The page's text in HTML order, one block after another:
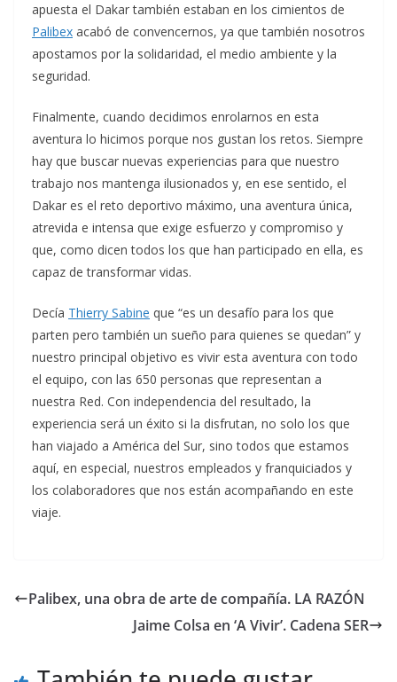
apuesta el Dakar también estaban en los cimientos de
Palibex acabó de convencernos, ya que también nosotros
apostamos por la solidaridad, el medio ambiente y la
seguridad.
Finalmente, cuando decidimos enrolarnos en esta
aventura lo hicimos porque nos gustan los retos. Siempre
hay que buscar nuevas experiencias para que nuestro
trabajo nos mantenga ilusionados y, en ese sentido, el
Dakar es el reto deportivo máximo, una aventura única,
atrevida e intensa que exige esfuerzo y compromiso y
que, como dicen todos los que han participado en ella, es
capaz de transformar vidas.
Decía Thierry Sabine que “es un desafío para los que
parten pero también un sueño para quienes se quedan” y
nuestro principal objetivo es vivir esta aventura con todo
el equipo, con las 650 personas que representan a
nuestra Red. Con independencia del resultado, la
experiencia será un éxito si la disfrutan, no solo los que
han viajado a América del Sur, sino todos que estamos
aquí, en especial, nuestros empleados y franquiciados y
los colaboradores que nos están acompañando en este
viaje.
Palibex, una obra de arte de compañía. LA RAZÓN
Jaime Colsa en ‘A Vivir’. Cadena SER